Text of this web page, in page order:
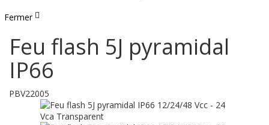
Fermer
Feu flash 5J pyramidal
IP66
PBV22005